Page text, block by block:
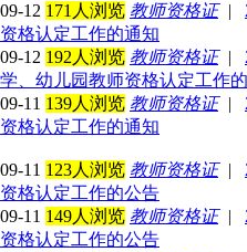
09-12 171人浏览 教师资格证|
资格认定工作的通知
09-12 192人浏览 教师资格证|
学、幼儿园教师资格认定工作的
09-11 139人浏览 教师资格证|
资格认定工作的通知
09-11 123人浏览 教师资格证|
资格认定工作的公告
09-11 149人浏览 教师资格证|
资格认定工作的公告